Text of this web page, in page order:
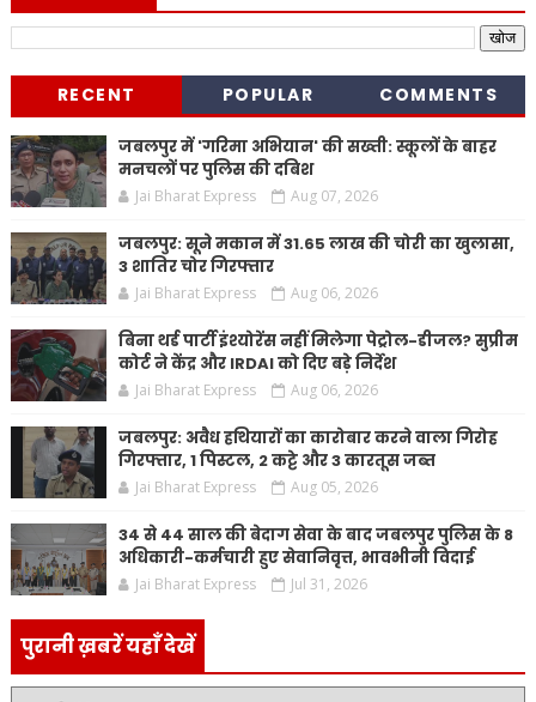
RECENT POPULAR COMMENTS
जबलपुर में 'गरिमा अभियान' की सख्ती: स्कूलों के बाहर
मनचलों पर पुलिस की दबिश
Jai Bharat Express Aug 07, 2026
जबलपुर: सूने मकान में 31.65 लाख की चोरी का खुलासा,
3 शातिर चोर गिरफ्तार
Jai Bharat Express Aug 06, 2026
बिना थर्ड पार्टी इंश्योरेंस नहीं मिलेगा पेट्रोल-डीजल? सुप्रीम
कोर्ट ने केंद्र और IRDAI को दिए बड़े निर्देश
Jai Bharat Express Aug 06, 2026
जबलपुर: अवैध हथियारों का कारोबार करने वाला गिरोह
गिरफ्तार, 1 पिस्टल, 2 कट्टे और 3 कारतूस जब्त
Jai Bharat Express Aug 05, 2026
34 से 44 साल की बेदाग सेवा के बाद जबलपुर पुलिस के 8
अधिकारी-कर्मचारी हुए सेवानिवृत्त, भावभीनी विदाई
Jai Bharat Express Jul 31, 2026
पुरानी ख़बरें यहाँ देखें